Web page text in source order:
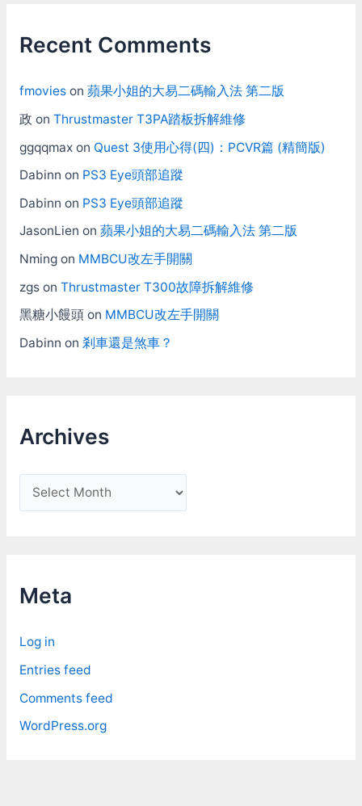
Recent Comments
fmovieson 蘋果小姐的大易二碼輸入法 第二版
政 on Thrustmaster T3PA踏板拆解維修
ggqqmaxon Quest 3使用心得(四)：PCVR篇 (精簡版)
Dabinn on PS3 Eye頭部追蹤
Dabinn on PS3 Eye頭部追蹤
JasonLien on 蘋果小姐的大易二碼輸入法 第二版
Nmingon MMBCU改左手開關
zgson Thrustmaster T300故障拆解維修
黑糖小饅頭on MMBCU改左手開關
Dabinn on 剎車還是煞車？
Archives
r
i
e
Meta
Log in
Entries feed
Comments feed
WordPress.org